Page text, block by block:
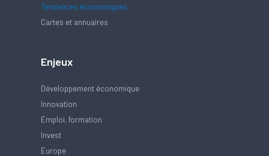
Tendances économiques
Cartes et annuaires
Enjeux
Développement économique
Innovation
Emploi, formation
Invest
Europe